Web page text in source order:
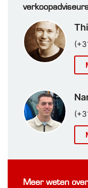
Meer weten